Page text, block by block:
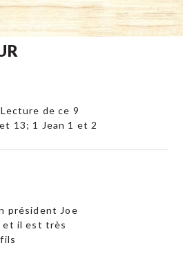
de ce 9
13; 1 Jean 1 et 2
président Joe
et il est très